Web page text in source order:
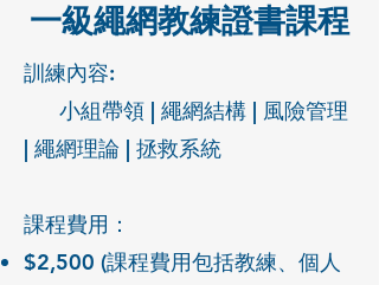
一級繩網教練證書課程
訓練內容:
小組帶領 | 繩網結構 | 風險管理
| 繩網理論 | 拯救系統​​​​
課程費用：
$2,500 (課程費用包括教練、 個人